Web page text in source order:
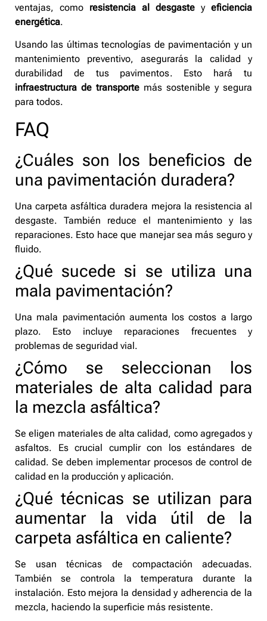
ventajas, como resistencia al desgaste y eficiencia
energética.
Usando las últimas tecnologías de pavimentación y un
mantenimiento preventivo, asegurarás la calidad y
durabilidad de tus pavimentos. Esto hará tu
infraestructura de transporte más sostenible y segura
para todos.
FAQ
¿Cuáles son los beneficios de
una pavimentación duradera?
Una carpeta asfáltica duradera mejora la resistencia al
desgaste. También reduce el mantenimiento y las
reparaciones. Esto hace que manejar sea más seguro y
fluido.
¿Qué sucede si se utiliza una
mala pavimentación?
Una mala pavimentación aumenta los costos a largo
plazo. Esto incluye reparaciones frecuentes y
problemas de seguridad vial.
¿Cómo se seleccionan los
materiales de alta calidad para
la mezcla asfáltica?
Se eligen materiales de alta calidad, como agregados y
asfaltos. Es crucial cumplir con los estándares de
calidad. Se deben implementar procesos de control de
calidad en la producción y aplicación.
¿Qué técnicas se utilizan para
aumentar la vida útil de la
carpeta asfáltica en caliente?
Se usan técnicas de compactación adecuadas.
También se controla la temperatura durante la
instalación. Esto mejora la densidad y adherencia de la
mezcla, haciendo la superficie más resistente.